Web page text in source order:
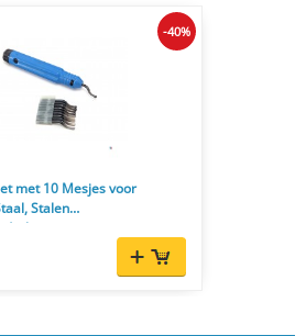
met 10 Mesjes voor
Stalen
-40%